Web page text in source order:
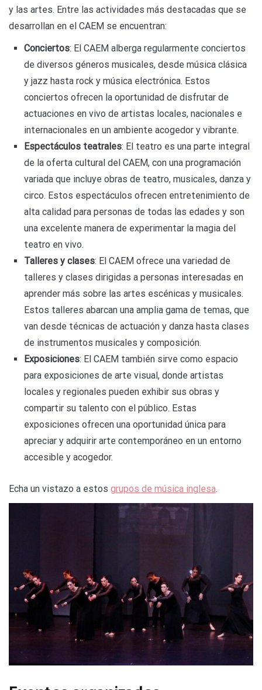
y las artes. Entre las actividades más destacadas que se
desarrollan en el CAEM se encuentran:
Conciertos: El CAEM alberga regularmente conciertos
de diversos géneros musicales, desde música clásica
y jazz hasta rock y música electrónica. Estos
conciertos ofrecen la oportunidad de disfrutar de
actuaciones en vivo de artistas locales, nacionales e
internacionales en un ambiente acogedor y vibrante.
Espectáculos teatrales: El teatro es una parte integral
de la oferta cultural del CAEM, con una programación
variada que incluye obras de teatro, musicales, danza y
circo. Estos espectáculos ofrecen entretenimiento de
alta calidad para personas de todas las edades y son
una excelente manera de experimentar la magia del
teatro en vivo.
Talleres y clases: El CAEM ofrece una variedad de
talleres y clases dirigidas a personas interesadas en
aprender más sobre las artes escénicas y musicales.
Estos talleres abarcan una amplia gama de temas, que
van desde técnicas de actuación y danza hasta clases
de instrumentos musicales y composición.
Exposiciones: El CAEM también sirve como espacio
para exposiciones de arte visual, donde artistas
locales y regionales pueden exhibir sus obras y
compartir su talento con el público. Estas
exposiciones ofrecen una oportunidad única para
apreciar y adquirir arte contemporáneo en un entorno
accesible y acogedor.
Echa un vistazo a estos grupos de música inglesa.